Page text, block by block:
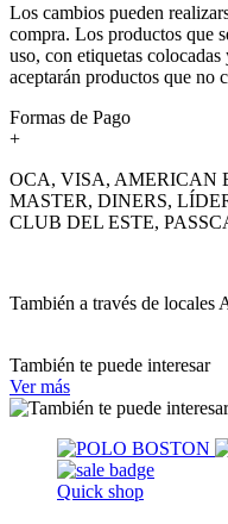
Los cambios pueden
compra. Los productos que
uso, con etiquetas
aceptarán productos que no
Formas de Pago
+
OCA, VISA, AMERICAN
MASTER, DINERS,
CLUB DEL ESTE,
También a través de locales
También te puede interesar
Ver más
Quick shop